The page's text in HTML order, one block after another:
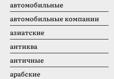
автомобильные
автомобильные компании
азиатские
антиква
античные
арабские